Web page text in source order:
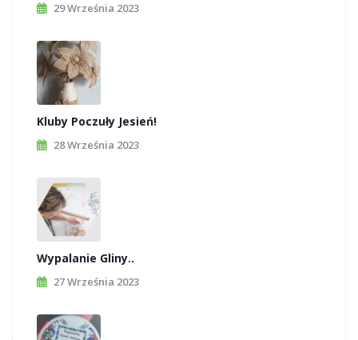
29 Września 2023
Kluby Poczuły Jesień!
28 Września 2023
Wypalanie Gliny..
27 Września 2023